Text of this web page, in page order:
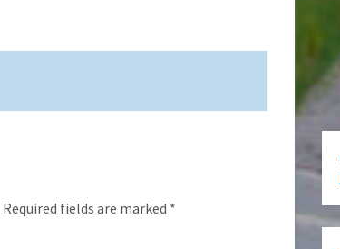
Required fields are marked *